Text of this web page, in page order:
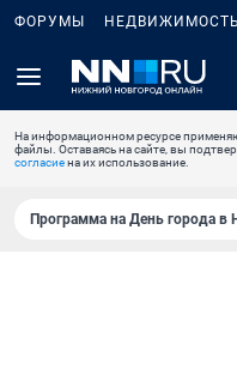
ФОРУМЫ НЕДВИЖИМОСТЬ
На информационном ресурсе
файлы. Оставаясь на сайте, вы
согласиена их использование.
Программа на День города в